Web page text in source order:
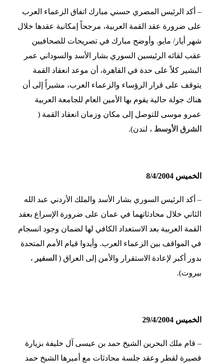
– أكد الرئيس المصري حسني مبارك اتفاق الزعماء العرب
على ضرورة عقد القمة العربية، مرجحاً إمكانية عقدها خلال
شهر أيار/ مايو. وأوضح مبارك في تصريحات للصحافيين
عقب لقائه الرئيسين السوري بشار الأسد والسوداني عمر
البشير كلاً على حدة في القاهرة، أن موعد انعقاد القمة
يتوقف على قرار الرؤساء والزعماء العرب، مشيراً إلى أن
هناك جولة حالية يقوم بها الأمين العام للجامعة العربية
عمرو موسى للتوصل إلى مكان وزمان انعقاد القمة (
الشرق الأوسط ، لندن).
الخميس 8/4/2004
– أكد الرئيس السوري بشار الأسد والملك الأردني عبد الله
الثاني خلال محادثاتهما في عمان على ضرورة الإسراع بعقد
القمة العربية بعد الاستعداد الكافي لها لضمان وجود انسجام
في المواقف بين الزعماء العرب. وأيدوا قيام الأمم المتحدة
بدور أكبر لإعادة الاستقرار والأمن إلى العراق ( السفير ،
بيروت).
الخميس 29/4/2004
– قام ملك البحرين الشيخ حمد بن عيسى آل خليفة بزيارة
قصيرة لقطر وعقد جلسة محادثات مع أميرها الشيخ حمد